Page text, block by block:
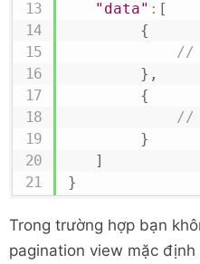
"data" : [
{
//
} ,
{
//
}
]
}
Trong trường hợp bạn
pagination view mặc